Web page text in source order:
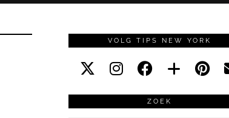
VOLG TIPS NEW YORK
ZOEK